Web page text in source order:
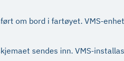
om bord i fartøyet. VMS-
sendes inn. VMS-